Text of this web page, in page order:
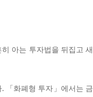
아는 투자법을 뒤집고 새
「화폐형 투자」에서는 금